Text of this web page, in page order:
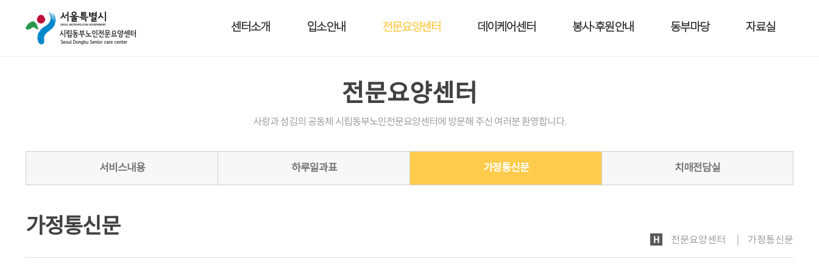
센터소개 입소안내 전문요양센터 데이케어센터 봉사·후원안내 동부마당 자료실
전문요양센터
사랑과 섬김의 공동체 시립동부노인전문요양센터에 방문해 주신 여러분 환영합니다.
서비스내용 하루일과표 가정통신문 치매전담실
가정통신문 HOME
전문요양센터 가정통신문